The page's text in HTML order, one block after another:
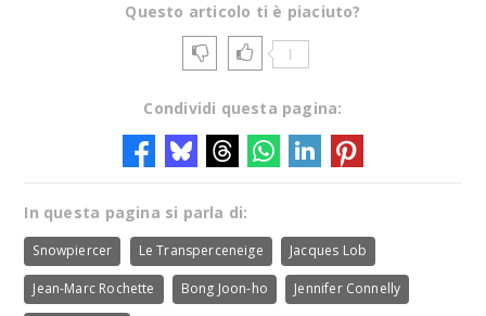
Questo articolo ti è piaciuto?
1
Condividi questa pagina:
In questa pagina si parla di:
Snowpiercer Le Transperceneige Jacques Lob
Jean-Marc Rochette Bong Joon-ho Jennifer Connelly